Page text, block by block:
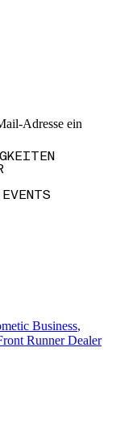
Adresse ein
Business,
Runner Dealer